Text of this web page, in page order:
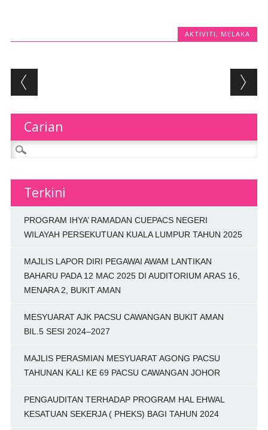
AKTIVITI, MELAKA
Post navigation
Carian
Search for:
Terkini
PROGRAM IHYA’ RAMADAN CUEPACS NEGERI
WILAYAH PERSEKUTUAN KUALA LUMPUR TAHUN 2025
MAJLIS LAPOR DIRI PEGAWAI AWAM LANTIKAN
BAHARU PADA 12 MAC 2025 DI AUDITORIUM ARAS 16,
MENARA 2, BUKIT AMAN
MESYUARAT AJK PACSU CAWANGAN BUKIT AMAN
BIL.5 SESI 2024–2027
MAJLIS PERASMIAN MESYUARAT AGONG PACSU
TAHUNAN KALI KE 69 PACSU CAWANGAN JOHOR
PENGAUDITAN TERHADAP PROGRAM HAL EHWAL
KESATUAN SEKERJA ( PHEKS) BAGI TAHUN 2024